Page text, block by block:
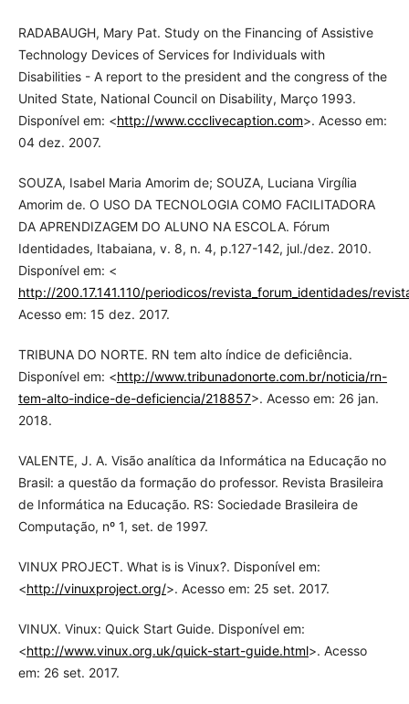
RADABAUGH, Mary Pat. Study on the Financing of Assistive
Technology Devices of Services for Individuals with
Disabilities - A report to the president and the congress of the
United State, National Council on Disability, Março 1993.
Disponível em: <http://www.ccclivecaption.com>. Acesso em:
04 dez. 2007.
SOUZA, Isabel Maria Amorim de; SOUZA, Luciana Virgília
Amorim de. O USO DA TECNOLOGIA COMO FACILITADORA
DA APRENDIZAGEM DO ALUNO NA ESCOLA. Fórum
Identidades, Itabaiana, v. 8, n. 4, p.127-142, jul./dez. 2010.
Disponível em: <
http://200.17.141.110/periodicos/revista_forum_identidades/
Acesso em: 15 dez. 2017.
TRIBUNA DO NORTE. RN tem alto índice de deficiência.
Disponível em: <http://www.tribunadonorte.com.br/noticia/rn-
tem-alto-indice-de-deficiencia/218857>. Acesso em: 26 jan.
2018.
VALENTE, J. A. Visão analítica da Informática na Educação no
Brasil: a questão da formação do professor. Revista Brasileira
de Informática na Educação. RS: Sociedade Brasileira de
Computação, nº 1, set. de 1997.
VINUX PROJECT. What is is Vinux?. Disponível em:
<http://vinuxproject.org/>. Acesso em: 25 set. 2017.
VINUX. Vinux: Quick Start Guide. Disponível em:
<http://www.vinux.org.uk/quick-start-guide.html>. Acesso
em: 26 set. 2017.